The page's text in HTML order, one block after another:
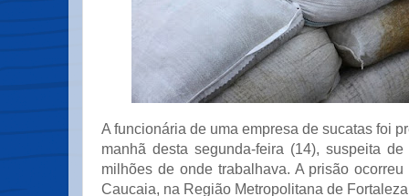
A funcionária de uma empresa de sucatas foi
manhã desta segunda-feira (14), suspeita
milhões de onde trabalhava. A prisão
Caucaia, na Região Metropolitana de